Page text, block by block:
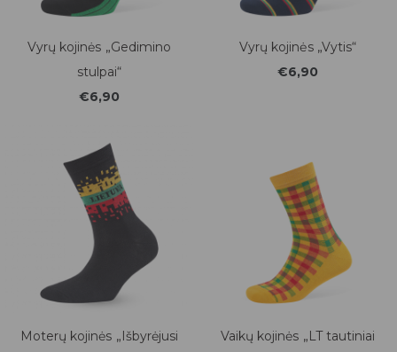
Vyrų kojinės „Gedimino
stulpai“
€6,90
Vyrų kojinės „Vytis“
€6,90
Moterų kojinės „Išbyrėjusi
Vaikų kojinės „LT tautiniai